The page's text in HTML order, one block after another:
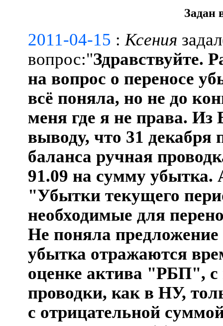
Задан
2011-04-15 : Ксения
вопрос:"Здравствуйте.
на вопрос о переносе
всё поняла, но не до
меня где я не права.
выводу, что 31 декабря
баланса ручная
91.09 на сумму
"Убытки текущего
необходимые для
Не поняла
убытка отражаются
оценке актива "РБП",
проводки, как в НУ,
с отрицательной